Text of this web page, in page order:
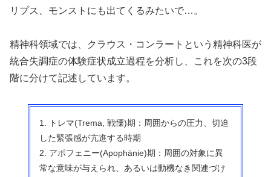
リプス、モンストにも出てくるみたいで…。
精神科領域では、クラウス・コンラートという精神科医が
統合失調症の体験症状成立過程を分析し、これを次の3段
階に分けて記述しています。
1. トレマ(Trema, 戦慄)期：周囲からの圧力、切迫
した緊張感が亢進する時期
2. アポフェニー(Apophänie)期：周囲の対象に異
常な意味が与えられ、あるいは動機なき関連づけ